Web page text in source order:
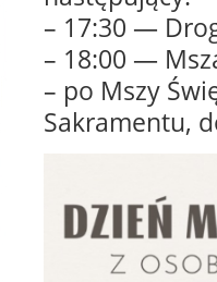
– 17:30 —
– 18:00 —
– po Mszy
Sakramentu,